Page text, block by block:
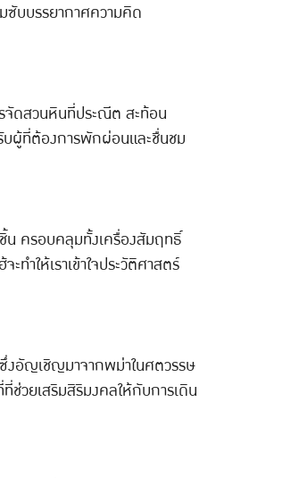
ซับบรรยากาศความคิด
จัดสวนหินที่ประณีต สะท้อน
บผู้ที่ต้องการพักผ่อนและชื่นชม
ครอบคลุมทั้งเครื่องสัมฤทธิ์
ำให้เราเข้าใจประวัติศาสตร์
งอัญเชิญมาจากพม่าในศตวรรษ
ช่วยเสริมสิริมงคลให้กับการเดิน